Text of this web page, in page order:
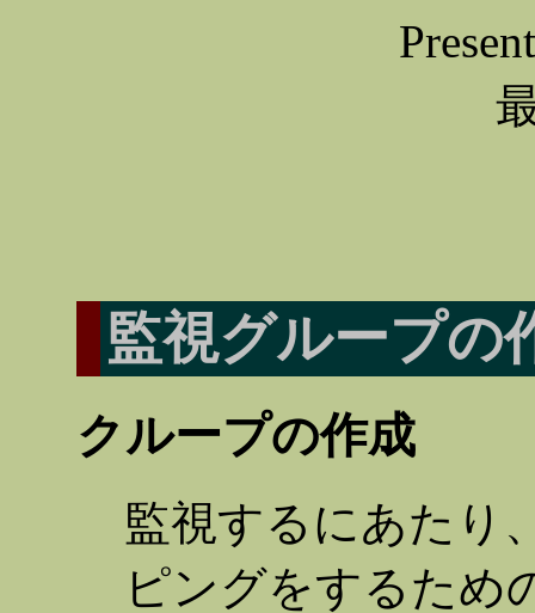
監視グループの
クループの作成
監視するにあたり
ピングをするた